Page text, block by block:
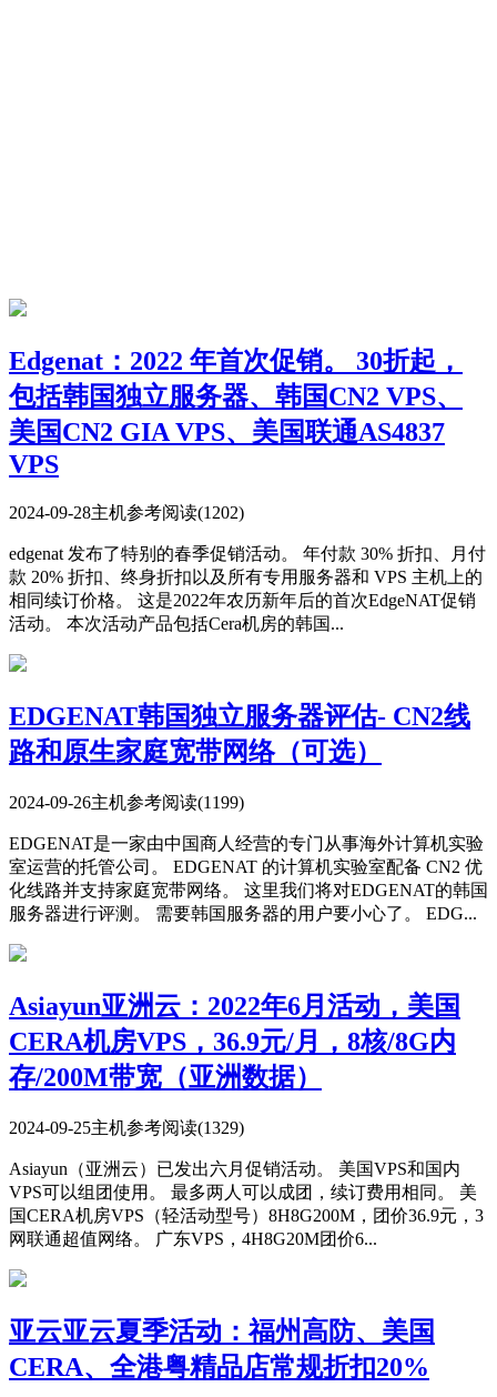
Edgenat：2022 年首次促销。 30折起，
包括韩国独立服务器、韩国CN2 VPS、
美国CN2 GIA VPS、美国联通AS4837
VPS
2024-09-28主机参考阅读(1202)
edgenat 发布了特别的春季促销活动。 年付款 30% 折扣、月付
款 20% 折扣、终身折扣以及所有专用服务器和 VPS 主机上的
相同续订价格。 这是2022年农历新年后的首次EdgeNAT促销
活动。 本次活动产品包括Cera机房的韩国...
EDGENAT韩国独立服务器评估- CN2线
路和原生家庭宽带网络（可选）
2024-09-26主机参考阅读(1199)
EDGENAT是一家由中国商人经营的专门从事海外计算机实验
室运营的托管公司。 EDGENAT 的计算机实验室配备 CN2 优
化线路并支持家庭宽带网络。 这里我们将对EDGENAT的韩国
服务器进行评测。 需要韩国服务器的用户要小心了。 EDG...
Asiayun亚洲云：2022年6月活动，美国
CERA机房VPS，36.9元/月，8核/8G内
存/200M带宽（亚洲数据）
2024-09-25主机参考阅读(1329)
Asiayun（亚洲云）已发出六月促销活动。 美国VPS和国内
VPS可以组团使用。 最多两人可以成团，续订费用相同。 美
国CERA机房VPS（轻活动型号）8H8G200M，团价36.9元，3
网联通超值网络。 广东VPS，4H8G20M团价6...
亚云亚云夏季活动：福州高防、美国
CERA、全港粤精品店常规折扣20%